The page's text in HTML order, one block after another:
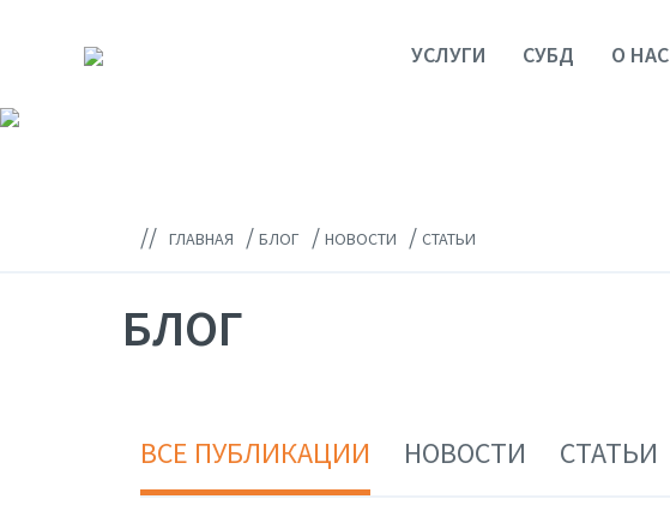
УСЛУГИ СУБД О НАС
// ГЛАВНАЯ / БЛОГ / НОВОСТИ / СТАТЬИ
БЛОГ
ВСЕ ПУБЛИКАЦИИ НОВОСТИ СТАТЬИ